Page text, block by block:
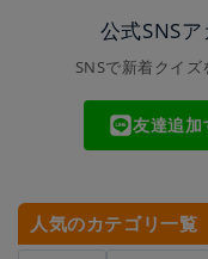
公式SNS
SNSで新着クイ
友達追加
人気のカテゴリ一覧